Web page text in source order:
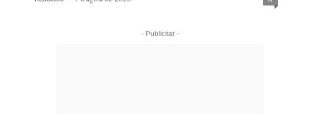
- Publicitat -